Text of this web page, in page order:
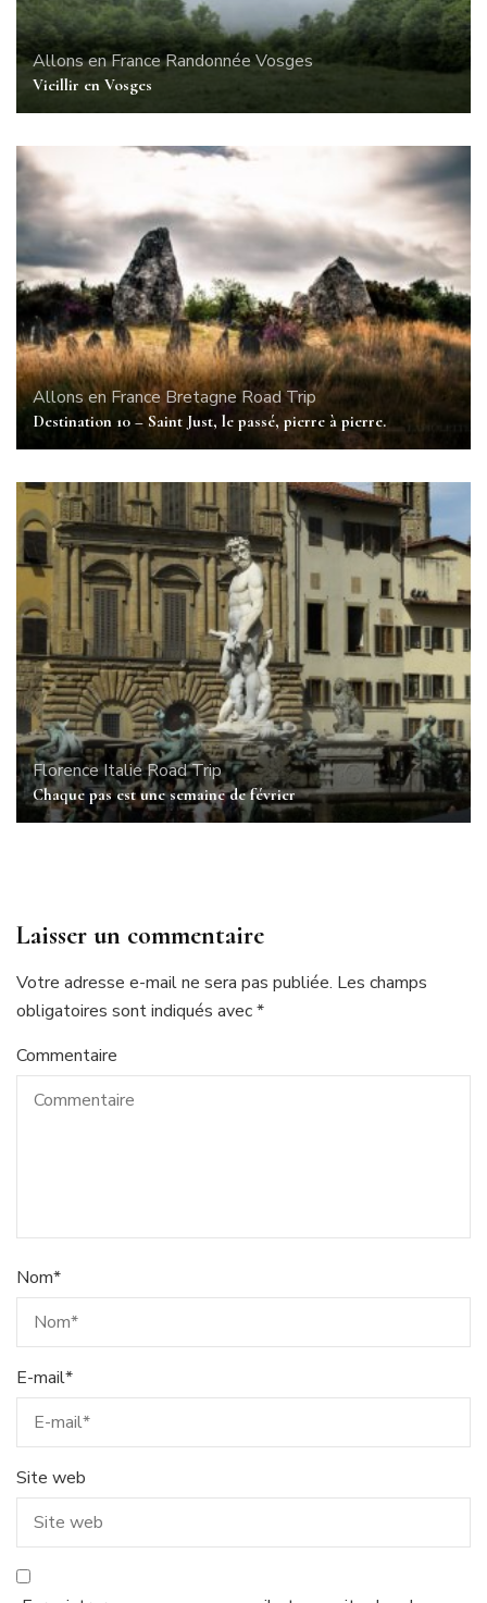
Allons en FranceRandonnéeVosges
Vieillir en Vosges
Allons en France Bretagne Road Trip
Destination 10 – Saint Just, le passé, pierre à pierre.
FlorenceItalieRoad Trip
Chaque pas est une semaine de février
Laisser un commentaire
Votre adresse e-mail ne sera pas publiée. Les champs
obligatoires sont indiqués avec*
Commentaire
Nom*
E-mail*
Site web